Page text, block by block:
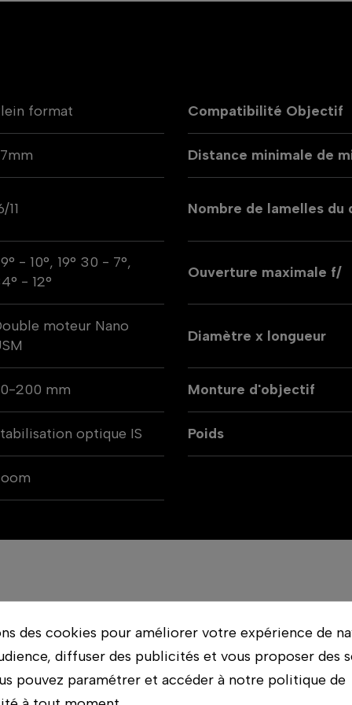
format Compatibilité Objectif
Distance minimale de
11 Nombre de lamelles du
- 10°, 19° 30 - 7°,
- 12°
Ouverture maximale f/
moteur Nano
Diamètre x longueur
200 mm Monture d'objectif
optique IS Poids
L grâce à un téléobjectif compact et léger
levée, une distance de mise au point
des cookies pour améliorer votre expérience de
diffuser des publicités et vous proposer des
pouvez paramétrer et accéder à notre politique de